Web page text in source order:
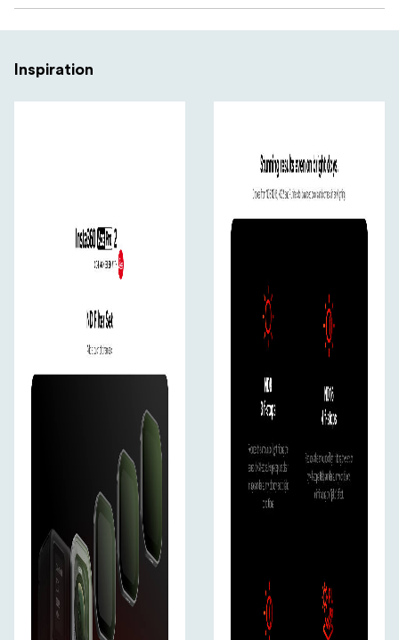
Oavsett om du fångar snabb action eller svepande
sceniska bilder ger Insta360 Ace Pro 2 ND-
ND16-filter
Polariseringsfilter
Användarmanual
Inspiration